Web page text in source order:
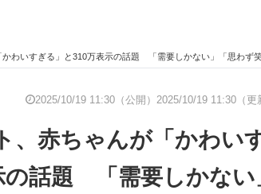
経
ト 製
すぎる」と310万表示の話題 「需要しかない」「思わず笑ってしまう笑
2025/10/19 11:30（公開） 2025/10/19 11:30（更
、赤ちゃんが「かわい
話題 「需要しかない